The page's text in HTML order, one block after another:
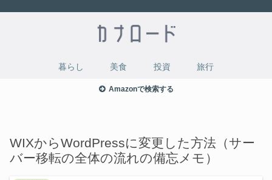
暮らし 美食 投資 旅行
Amazonで検索する
WIXからWordPressに変更した方法（サー
バー移転の全体の流れの備忘メモ）